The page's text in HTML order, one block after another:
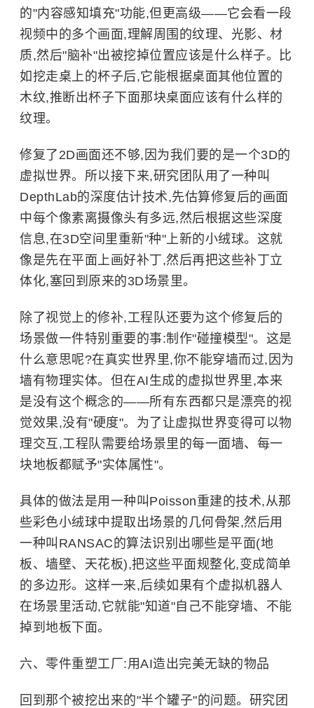
的"内容感知填充"功能,但更高级——它会看一段
视频中的多个画面,理解周围的纹理、光影、材
质,然后"脑补"出被挖掉位置应该是什么样子。比
如挖走桌上的杯子后,它能根据桌面其他位置的
木纹,推断出杯子下面那块桌面应该有什么样的
纹理。
修复了2D画面还不够,因为我们要的是一个3D的
虚拟世界。所以接下来,研究团队用了一种叫
DepthLab的深度估计技术,先估算修复后的画面
中每个像素离摄像头有多远,然后根据这些深度
信息,在3D空间里重新"种"上新的小绒球。这就
像是先在平面上画好补丁,然后再把这些补丁立
体化,塞回到原来的3D场景里。
除了视觉上的修补,工程队还要为这个修复后的
场景做一件特别重要的事:制作"碰撞模型"。这是
什么意思呢?在真实世界里,你不能穿墙而过,因为
墙有物理实体。但在AI生成的虚拟世界里,本来
是没有这个概念的——所有东西都只是漂亮的视
觉效果,没有"硬度"。为了让虚拟世界变得可以物
理交互,工程队需要给场景里的每一面墙、每一
块地板都赋予"实体属性"。
具体的做法是用一种叫Poisson重建的技术,从那
些彩色小绒球中提取出场景的几何骨架,然后用
一种叫RANSAC的算法识别出哪些是平面(地
板、墙壁、天花板),把这些平面规整化,变成简单
的多边形。这样一来,后续如果有个虚拟机器人
在场景里活动,它就能"知道"自己不能穿墙、不能
掉到地板下面。
六、零件重塑工厂:用AI造出完美无缺的物品
回到那个被挖出来的"半个罐子"的问题。研究团